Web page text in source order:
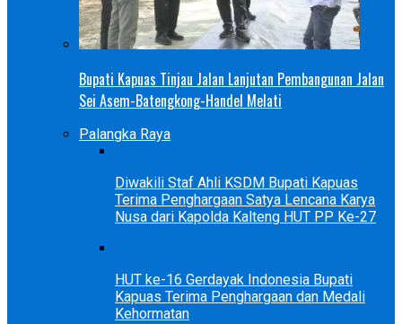
Bupati Kapuas Tinjau Jalan Lanjutan Pembangunan Jalan
Sei Asem-Batengkong-Handel Melati
Palangka Raya
Diwakili Staf Ahli KSDM Bupati Kapuas
Terima Penghargaan Satya Lencana Karya
Nusa dari Kapolda Kalteng HUT PP Ke-27
HUT ke-16 Gerdayak Indonesia Bupati
Kapuas Terima Penghargaan dan Medali
Kehormatan